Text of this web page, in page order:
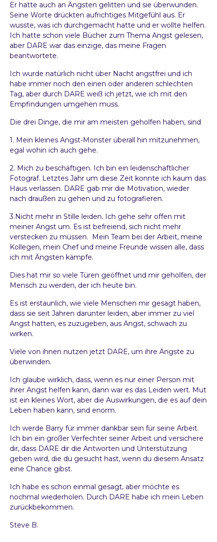
A
K
T
A
D
I
S
O
R
Y
O
A
D
Er hatte auch an Ängsten gelitten und sie überwunden.
Seine Worte drückten aufrichtiges Mitgefühl aus. Er
wusste, was ich durchgemacht hatte und er wollte helfen.
Ich hatte schon viele Bücher zum Thema Angst gelesen,
aber DARE war das einzige, das meine Fragen
beantwortete.
Ich wurde natürlich nicht über Nacht angstfrei und ich
habe immer noch den einen oder anderen schlechten
Tag, aber durch DARE weiß ich jetzt, wie ich mit den
Empfindungen umgehen muss.
Die drei Dinge, die mir am meisten geholfen haben, sind
1. Mein kleines Angst-Monster überall hin mitzunehmen,
egal wohin ich auch gehe.
2. Mich zu beschäftigen. Ich bin ein leidenschaftlicher
Fotograf. Letztes Jahr um diese Zeit konnte ich kaum das
Haus verlassen. DARE gab mir die Motivation, wieder
nach draußen zu gehen und zu fotografieren.
3.Nicht mehr in Stille leiden. Ich gehe sehr offen mit
meiner Angst um. Es ist befreiend, sich nicht mehr
verstecken zu müssen. Mein Team bei der Arbeit, meine
Kollegen, mein Chef und meine Freunde wissen alle, dass
ich mit Ängsten kämpfe.
Dies hat mir so viele Türen geöffnet und mir geholfen, der
Mensch zu werden, der ich heute bin.
Es ist erstaunlich, wie viele Menschen mir gesagt haben,
dass sie seit Jahren darunter leiden, aber immer zu viel
Angst hatten, es zuzugeben, aus Angst, schwach zu
wirken.
Viele von ihnen nutzen jetzt DARE, um ihre Ängste zu
überwinden.
Ich glaube wirklich, dass, wenn es nur einer Person mit
ihrer Angst helfen kann, dann war es das Leiden wert. Mut
ist ein kleines Wort, aber die Auswirkungen, die es auf dein
Leben haben kann, sind enorm.
Ich werde Barry für immer dankbar sein für seine Arbeit.
Ich bin ein großer Verfechter seiner Arbeit und versichere
dir, dass DARE dir die Antworten und Unterstützung
geben wird, die du gesucht hast, wenn du diesem Ansatz
eine Chance gibst.
Ich habe es schon einmal gesagt, aber möchte es
nochmal wiederholen. Durch DARE habe ich mein Leben
zurückbekommen.
Steve B.